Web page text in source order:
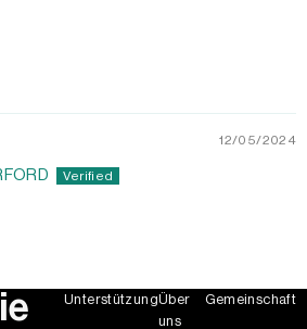
12/05/2024
UnterstützungÜber
uns
Gemeinschaft